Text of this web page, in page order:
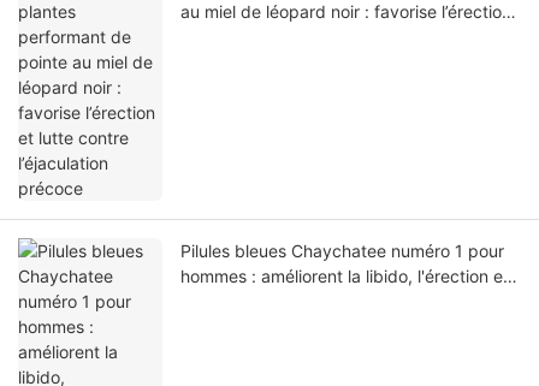
au miel de léopard noir : favorise l’érection
Pilules bleues Chaychatee numéro 1 pour
hommes : améliorent la libido, l'érection et